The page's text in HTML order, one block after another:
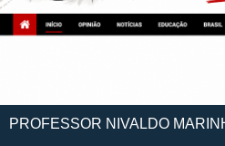
PROFESSOR NIVALDO